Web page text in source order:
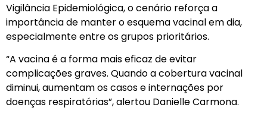
Vigilância Epidemiológica, o cenário reforça a
importância de manter o esquema vacinal em dia,
especialmente entre os grupos prioritários.
“A vacina é a forma mais eficaz de evitar
complicações graves. Quando a cobertura vacinal
diminui, aumentam os casos e internações por
doenças respiratórias”, alertou Danielle Carmona.